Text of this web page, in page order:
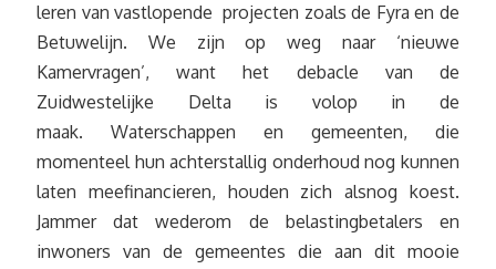
leren van vastlopende projecten zoals de Fyra en de
Betuwelijn. We zijn op weg naar ‘nieuwe
Kamervragen’, want het debacle van de
Zuidwestelijke Delta is volop in de
maak. Waterschappen en gemeenten, die
momenteel hun achterstallig onderhoud nog kunnen
laten meefinancieren, houden zich alsnog koest.
Jammer dat wederom de belastingbetalers en
inwoners van de gemeentes die aan dit mooie